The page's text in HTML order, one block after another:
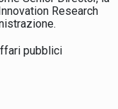
Research
pubblici